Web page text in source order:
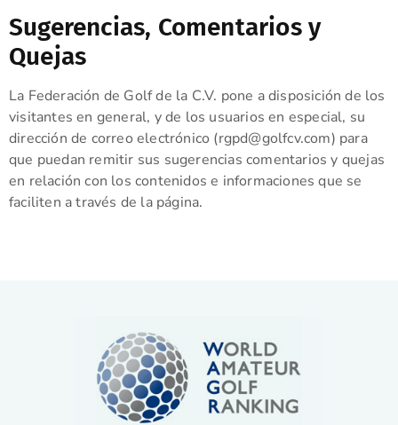
Sugerencias, Comentarios y
Quejas
La Federación de Golf de la C.V. pone a disposición de los
visitantes en general, y de los usuarios en especial, su
dirección de correo electrónico (rgpd@golfcv.com) para
que puedan remitir sus sugerencias comentarios y quejas
en relación con los contenidos e informaciones que se
faciliten a través de la página.